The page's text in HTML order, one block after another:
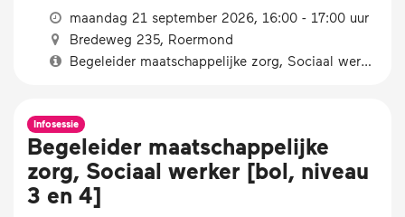
maandag 21 september 2026, 16:00 - 17:00 uur
Bredeweg 235, Roermond
Begeleider maatschappelijke zorg, Sociaal werker [bol, niveau 3 en 4]
Infosessie
Begeleider maatschappelijke
zorg, Sociaal werker [bol, niveau
3 en 4]